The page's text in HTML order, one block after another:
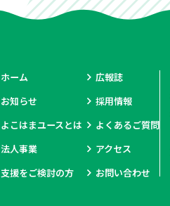
ホーム
お知らせ
よこはまユースとは
法人事業
支援をご検討の方
広報誌
採用情報
よくあるご質問
アクセス
お問い合わせ